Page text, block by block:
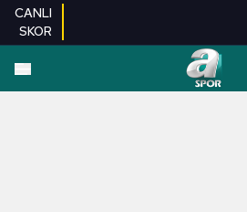
CANLI
SKOR